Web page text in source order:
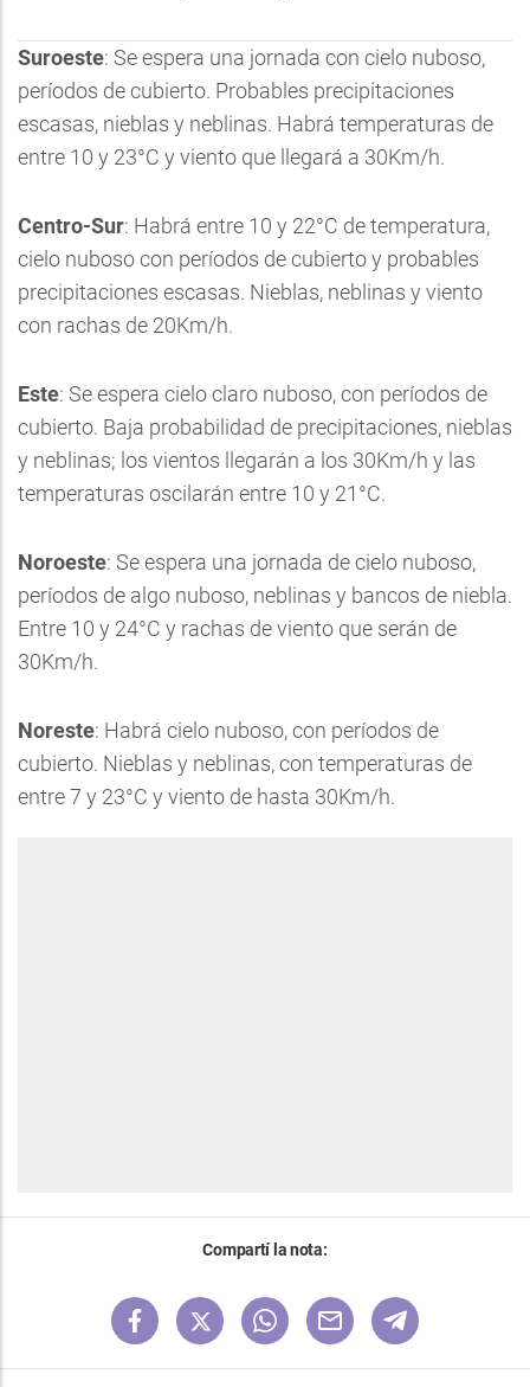
Suroeste: Se espera una jornada con cielo nuboso,
períodos de cubierto. Probables precipitaciones
escasas, nieblas y neblinas. Habrá temperaturas de
entre 10 y 23°C y viento que llegará a 30Km/h.
Centro-Sur: Habrá entre 10 y 22°C de temperatura,
cielo nuboso con períodos de cubierto y probables
precipitaciones escasas. Nieblas, neblinas y viento
con rachas de 20Km/h.
Este: Se espera cielo claro nuboso, con períodos de
cubierto. Baja probabilidad de precipitaciones, nieblas
y neblinas; los vientos llegarán a los 30Km/h y las
temperaturas oscilarán entre 10 y 21°C.
Noroeste: Se espera una jornada de cielo nuboso,
períodos de algo nuboso, neblinas y bancos de niebla.
Entre 10 y 24°C y rachas de viento que serán de
30Km/h.
Noreste: Habrá cielo nuboso, con períodos de
cubierto. Nieblas y neblinas, con temperaturas de
entre 7 y 23°C y viento de hasta 30Km/h.
Compartí la nota: